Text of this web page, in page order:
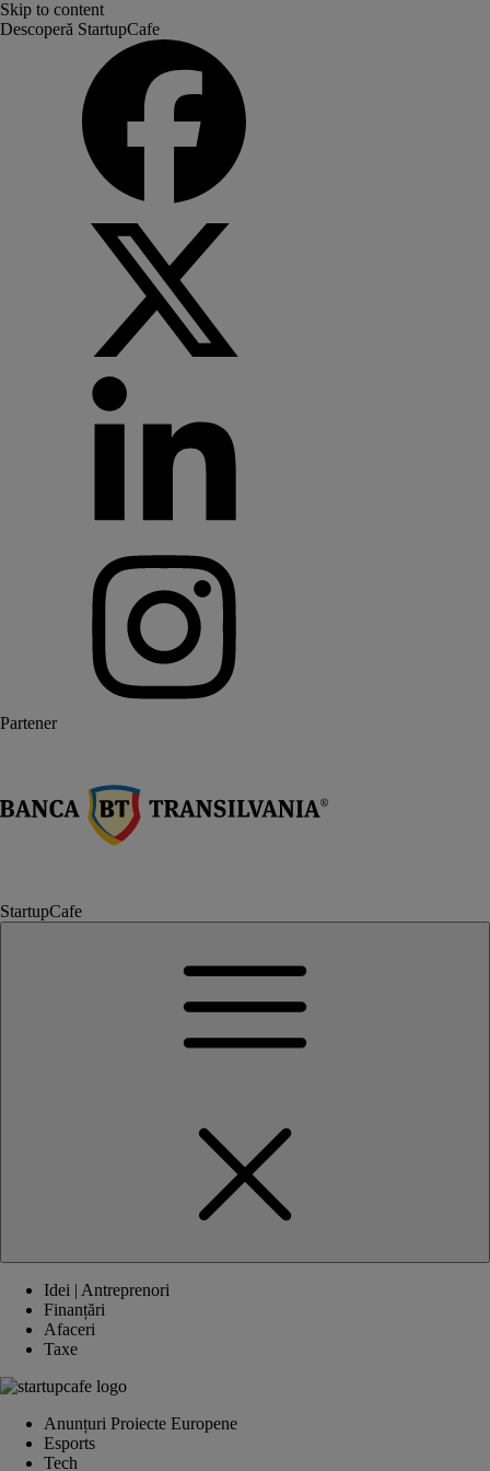
Skip to content
Descoperă StartupCafe
Partener
StartupCafe
Idei | Antreprenori
Finanțări
Afaceri
Taxe
Anunțuri Proiecte Europene
Esports
Tech